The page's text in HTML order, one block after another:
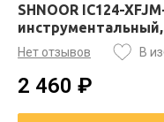
SHNOOR IC124-
Нет отзывов В
2 460 ₽